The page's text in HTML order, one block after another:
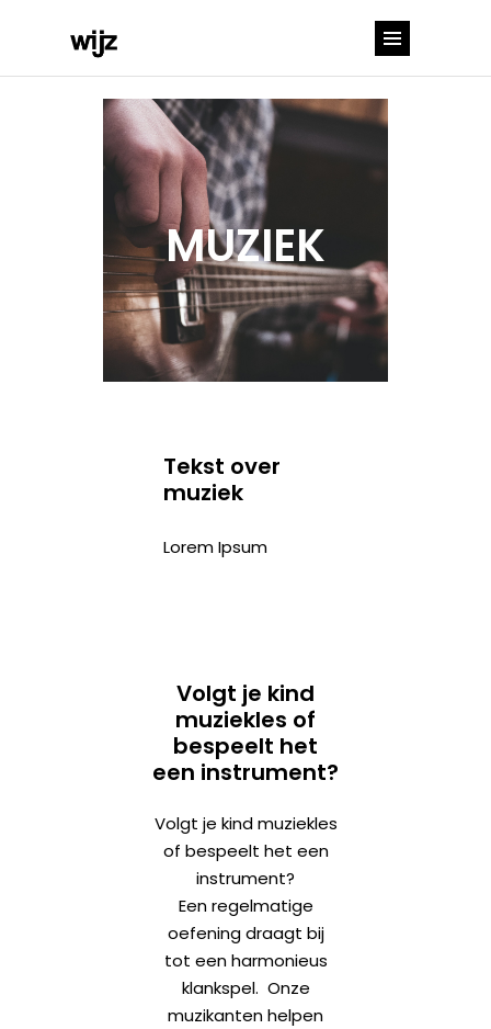
MUZIEK
Tekst over
muziek
Lorem Ipsum
Volgt je kind
muziekles of
bespeelt het
een instrument?
Volgt je kind muziekles
of bespeelt het een
instrument?
Een regelmatige
oefening draagt bij
tot een harmonieus
klankspel. Onze
muzikanten helpen